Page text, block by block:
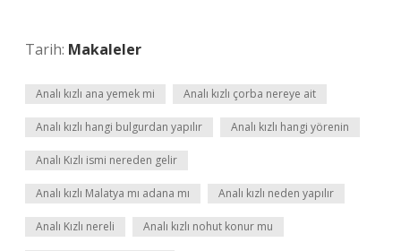
Tarih: Makaleler
Analı kızlı ana yemek mi Analı kızlı çorba nereye ait
Analı kızlı hangi bulgurdan yapılır Analı kızlı hangi yörenin
Analı Kızlı ismi nereden gelir
Analı kızlı Malatya mı adana mı Analı kızlı neden yapılır
Analı Kızlı nereli Analı kızlı nohut konur mu